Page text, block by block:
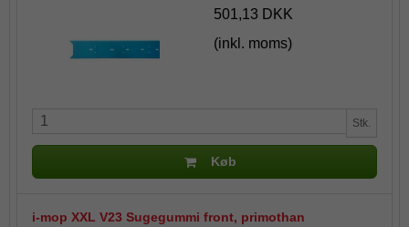
501,13 DKK
(inkl. moms)
Stk.
Køb
i-mop XXL V23 Sugegummi front, primothan